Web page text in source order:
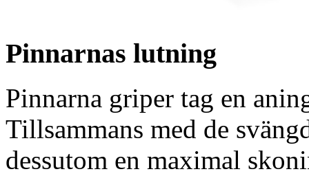
Pinnarnas lutning
Pinnarna griper tag en
Tillsammans med de
dessutom en maximal